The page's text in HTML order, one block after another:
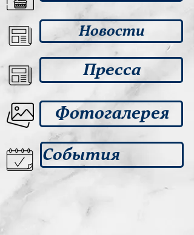
Новости
Пресса
Фотогалерея
События